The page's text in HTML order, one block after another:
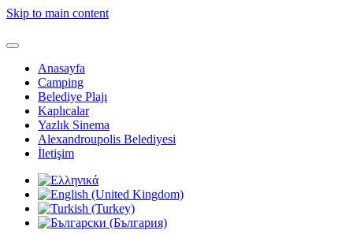
Skip to main content
Anasayfa
Camping
Belediye Plajı
Kaplıcalar
Yazlık Sinema
Alexandroupolis Belediyesi
İletişim